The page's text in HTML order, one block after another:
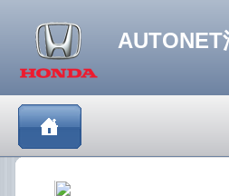
AUTONET